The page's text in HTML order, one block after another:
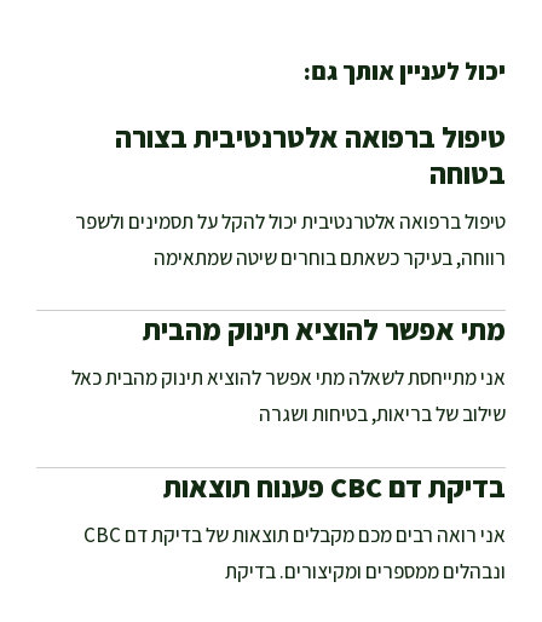
יכול לעניין אותך גם:
טיפול ברפואה אלטרנטיבית בצורה
בטוחה
טיפול ברפואה אלטרנטיבית יכול להקל על תסמינים ולשפר
רווחה, בעיקר כשאתם בוחרים שיטה שמתאימה
מתי אפשר להוציא תינוק מהבית
אני מתייחסת לשאלה מתי אפשר להוציא תינוק מהבית כאל
שילוב של בריאות, בטיחות ושגרה
בדיקת דם CBC פענוח תוצאות
אני רואה רבים מכם מקבלים תוצאות של בדיקת דם CBC
ונבהלים ממספרים ומקיצורים. בדיקת